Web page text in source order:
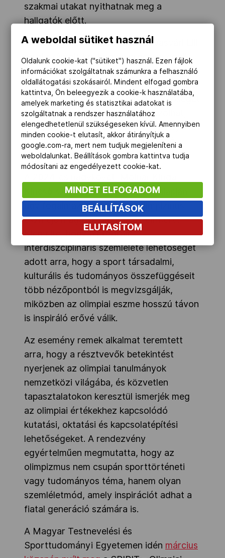
szakmai utakat nyithatnak meg a
hallgatók előtt.
A beszélgetés másik vendége, Vasvári Lili
arról számolt be, hogy a program egyik
legnagyobb értéke a nemzetközi
kapcsolatok kialakítása. Megfogalmazása
szerint olyan kapcsolatépítési lehetőséget
jelent, amely akár egy életre is szólhat,
hiszen az olimpizmus valódi közös nyelvet
teremt a világ minden tájáról érkező
résztvevők között.
Kincső személyes tapasztalatai alapján
úgy fogalmazott, hogy „az olimpizmus
eszméje magával ragadja az embert”.
Kiemelte, hogy a program
interdiszciplináris szemlélete lehetőséget
adott arra, hogy a sport társadalmi,
kulturális és tudományos összefüggéseit
több nézőpontból is megvizsgálják,
miközben az olimpiai eszme hosszú távon
is inspiráló erővé válik.
Az esemény remek alkalmat teremtett
arra, hogy a résztvevők betekintést
nyerjenek az olimpiai tanulmányok
nemzetközi világába, és közvetlen
tapasztalatokon keresztül ismerjék meg
az olimpiai értékekhez kapcsolódó
kutatási, oktatási és kapcsolatépítési
lehetőségeket. A rendezvény
egyértelműen megmutatta, hogy az
olimpizmus nem csupán sporttörténeti
vagy tudományos téma, hanem olyan
szemléletmód, amely inspirációt adhat a
fiatal generáció számára is.
A Magyar Testnevelési és
Sporttudományi Egyetemen idén március
A weboldal sütiket használ
Oldalunk cookie-kat ("sütiket") használ. Ezen fájlok
információkat szolgáltatnak számunkra a felhasználó
oldallátogatási szokásairól. Mindent elfogad gombra
kattintva, Ön beleegyezik a cookie-k használatába,
amelyek marketing és statisztikai adatokat is
szolgáltatnak a rendszer használatához
elengedhetetlenül szükségeseken kívül. Amennyiben
minden cookie-t elutasít, akkor átirányítjuk a
google.com-ra, mert nem tudjuk megjeleníteni a
weboldalunkat. Beállítások gombra kattintva tudja
módosítani az engedélyezett cookie-kat.
MINDET ELFOGADOM
BEÁLLÍTÁSOK
ELUTASÍTOM